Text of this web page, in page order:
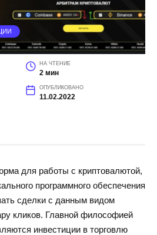
НА ЧТЕНИЕ
2 мин
ОПУБЛИКОВАНО
11.02.2022
для работы с криптовалютой,
программного обеспечения
сделки с данным видом
кликов. Главной философией
инвестиции в торговлю